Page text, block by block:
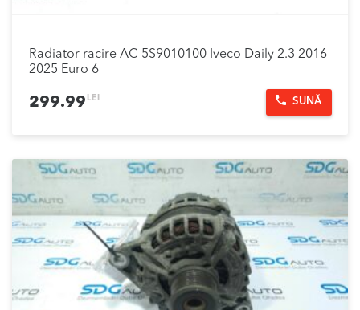
Radiator racire AC 5S9010100 Iveco Daily 2.3 2016-
2025 Euro 6
299.99 LEI SUNĂ